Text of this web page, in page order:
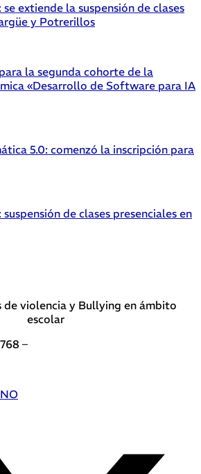
extiende la suspensión de clases
y Potrerillos
la segunda cohorte de la
«Desarrollo de Software para IA
5.0: comenzó la inscripción para
de clases presenciales en
de violencia y Bullying en ámbito
escolar
–